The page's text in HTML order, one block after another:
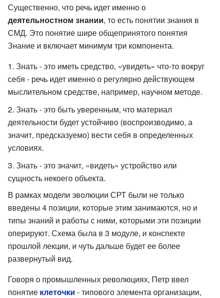
Существенно, что речь идет именно о
деятельностном знании, то есть понятии знания в
СМД. Это понятие шире общепринятого понятия
Знание и включает минимум три компонента.
Знать - это иметь средство, «увидеть» что-то вокруг
себя - речь идет именно о регулярно действующем
мыслительном средстве, например, научном методе.
Знать - это быть уверенным, что материал
деятельности будет устойчиво (воспроизводимо, а
значит, предсказуемо) вести себя в определенных
условиях.
Знать - это значит, «видеть» устройство или
сущность некоего объекта.
В рамках модели эволюции СРТ были не только
введены 4 позиции, которые этим занимаются, но и
типы знаний и работы с ними, которыми эти позиции
оперируют. Схема была в 3 модуле, и конспекте
прошлой лекции, и чуть дальше будет ее более
развернутый вид.
Говоря о промышленных революциях, Петр ввел
понятие клеточки - типового элемента организации,